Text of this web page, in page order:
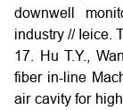
downwell
industry // Ieice.
17. Hu T.Y.,
fiber in-line
air cavity for